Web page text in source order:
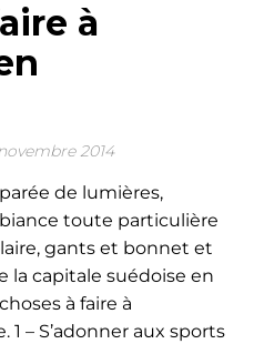
à
2014
de lumières,
toute particulière
gants et bonnet et
la capitale suédoise en
à faire à
– S’adonner aux sports